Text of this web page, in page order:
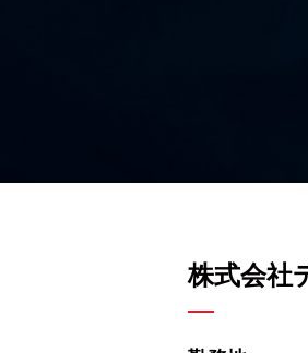
株式会社